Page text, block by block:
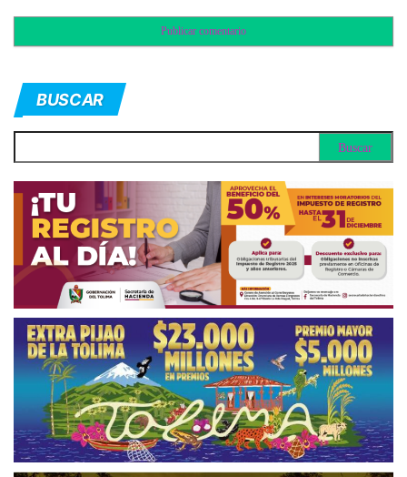
BUSCAR